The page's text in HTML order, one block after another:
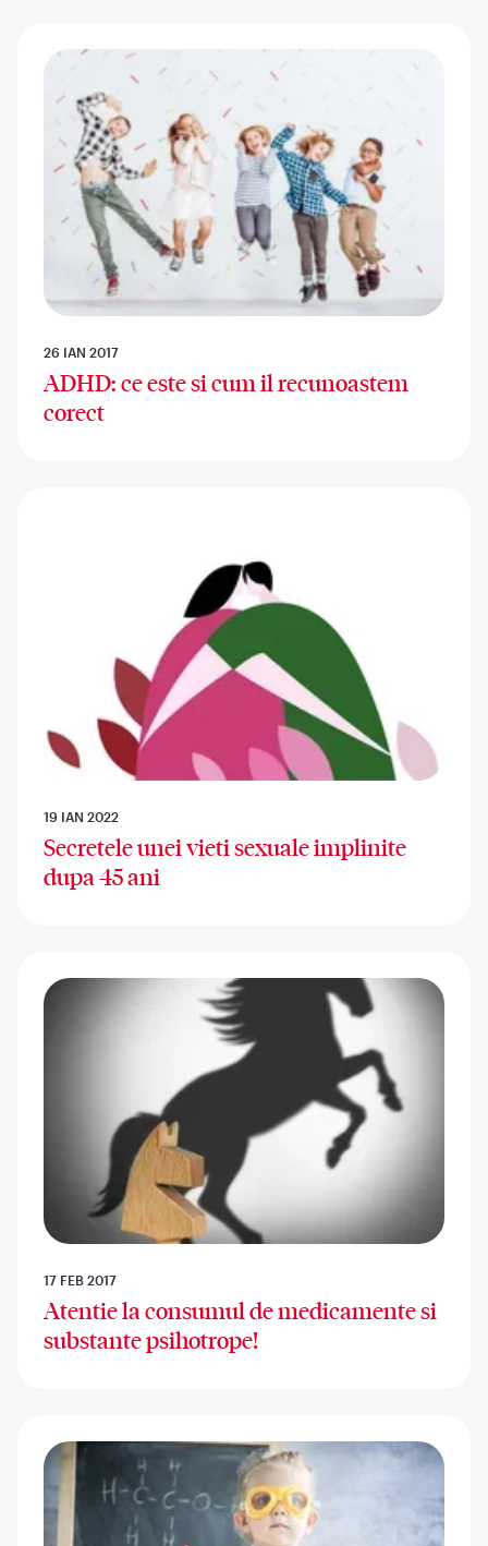
26 IAN 2017
ADHD: ce este si cum il recunoastem
corect
19 IAN 2022
Secretele unei vieti sexuale implinite
dupa 45 ani
17 FEB 2017
Atentie la consumul de medicamente si
substante psihotrope!